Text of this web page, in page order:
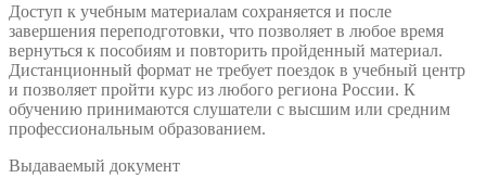
Доступ к учебным материалам сохраняется и после
завершения переподготовки, что позволяет в любое время
вернуться к пособиям и повторить пройденный материал.
Дистанционный формат не требует поездок в учебный центр
и позволяет пройти курс из любого региона России. К
обучению принимаются слушатели с высшим или средним
профессиональным образованием.
Выдаваемый документ